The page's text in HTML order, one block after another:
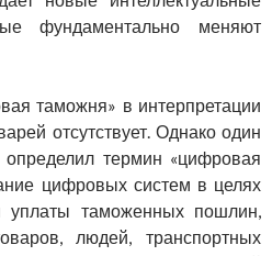
фундаментально меняют
таможня» в интерпретации
отсутствует. Однако один
термин «цифровая
цифровых систем в целях
уплаты таможенных пошлин,
людей, транспортных